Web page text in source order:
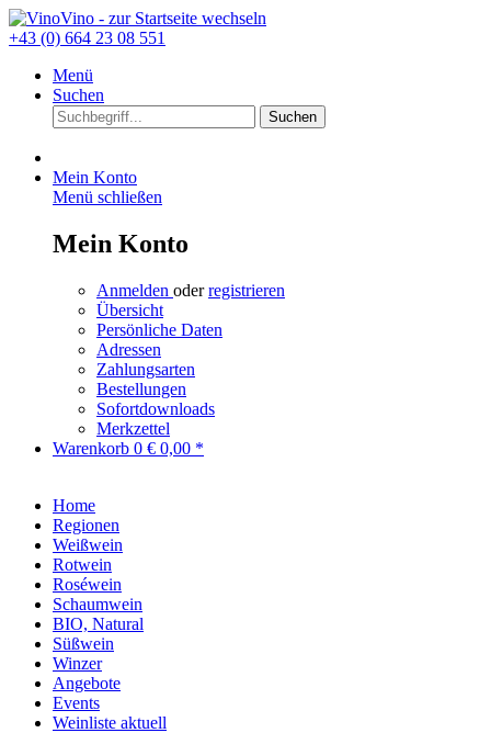
+43 (0) 664 23 08 551
Menü
Suchen
Suchen
Mein Konto
Menü schließen
Mein Konto
Anmelden oderregistrieren
Übersicht
Persönliche Daten
Adressen
Zahlungsarten
Bestellungen
Sofortdownloads
Merkzettel
Warenkorb 0 € 0,00 *
Home
Regionen
Weißwein
Rotwein
Roséwein
Schaumwein
BIO, Natural
Süßwein
Winzer
Angebote
Events
Weinliste aktuell